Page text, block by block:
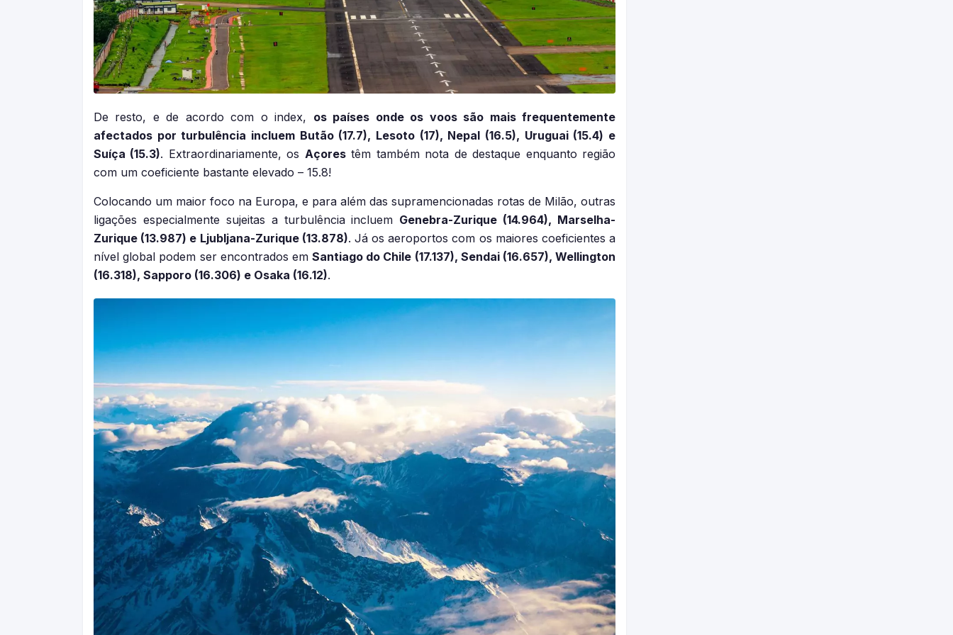
De resto, e de acordo com o index, os países onde os voos são mais frequentemente
afectados por turbulência incluem Butão (17.7), Lesoto (17), Nepal (16.5), Uruguai (15.4) e
Suíça (15.3). Extraordinariamente, os Açorestêm também nota de destaque enquanto região
com um coeficiente bastante elevado – 15.8!
Colocando um maior foco na Europa, e para além das supramencionadas rotas de Milão, outras
ligações especialmente sujeitas a turbulência incluem Genebra-Zurique (14.964), Marselha-
Zurique (13.987) e Ljubljana-Zurique (13.878). Já os aeroportos com os maiores coeficientes a
nível global podem ser encontrados em Santiago do Chile (17.137), Sendai (16.657), Wellington
(16.318), Sapporo (16.306) e Osaka (16.12).